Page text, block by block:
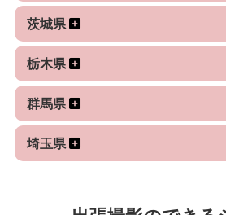
写真を見返したときに、
「あの頃、こんな時間を過ごし
と思い出せるような一枚になって
す。
ご家族にとって無理のない、心
るよう進めていきます。
⸻
【レタッチについて】
茨城県
栃木県
群馬県
埼玉県